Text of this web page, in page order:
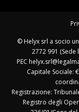
© Helyx srl a socio
2772 991
PEC
Capitale Sociale:
Registrazione:
Registro degli